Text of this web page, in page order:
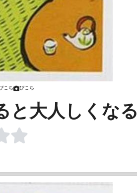
こち ぴこち
と大人しくなる